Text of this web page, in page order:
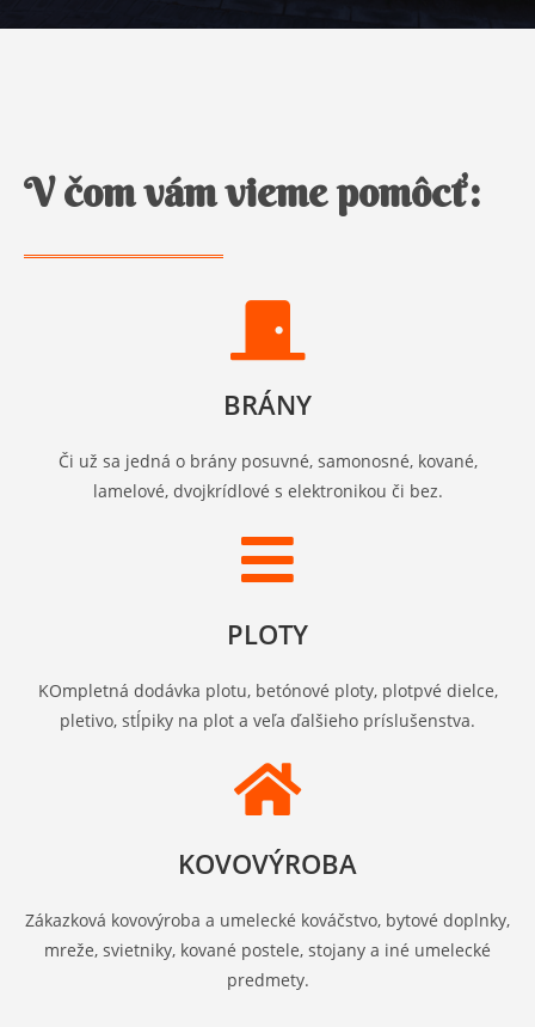
V čom vám vieme pomôcť:
BRÁNY
Či už sa jedná o brány posuvné, samonosné, kované,
lamelové, dvojkrídlové s elektronikou či bez.
PLOTY
KOmpletná dodávka plotu, betónové ploty, plotpvé dielce,
pletivo, stĺpiky na plot a veľa ďalšieho príslušenstva.
KOVOVÝROBA
Zákazková kovovýroba a umelecké kováčstvo, bytové doplnky,
mreže, svietniky, kované postele, stojany a iné umelecké
predmety.